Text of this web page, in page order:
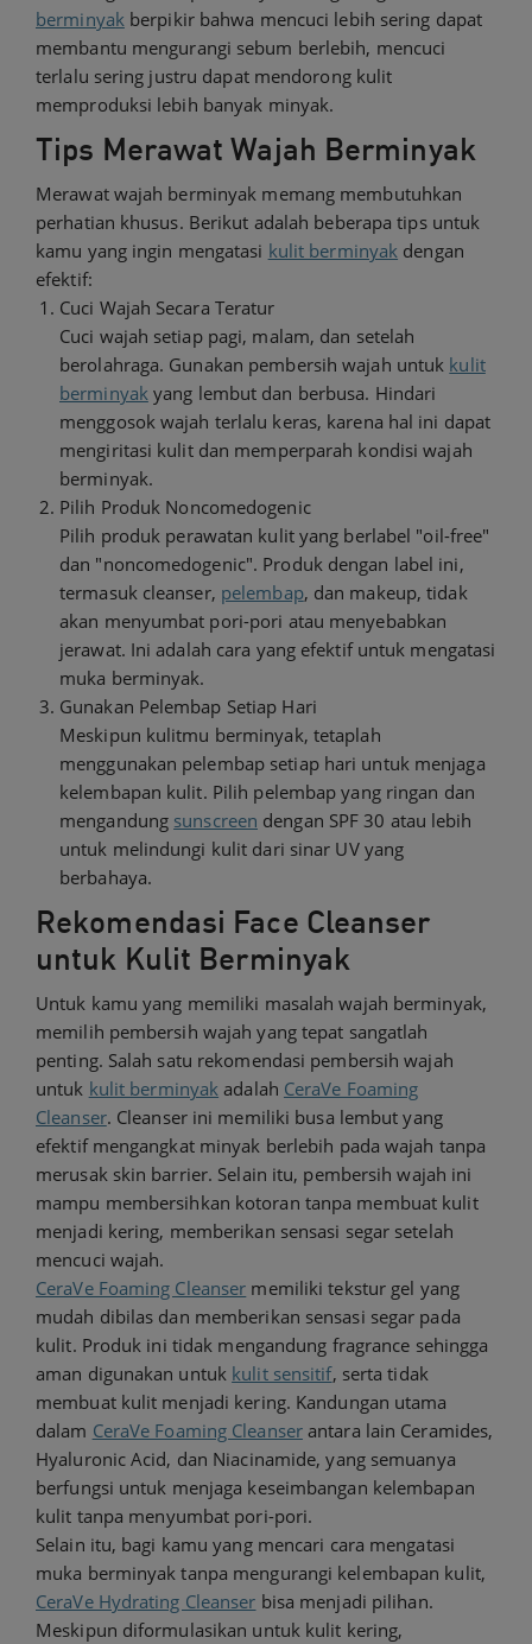
berminyakberpikir bahwa mencuci lebih sering dapat
membantu mengurangi sebum berlebih, mencuci
terlalu sering justru dapat mendorong kulit
memproduksi lebih banyak minyak.
Tips Merawat Wajah Berminyak
Merawat wajah berminyak memang membutuhkan
perhatian khusus. Berikut adalah beberapa tips untuk
kamu yang ingin mengatasi kulit berminyak dengan
efektif:
Cuci Wajah Secara Teratur
Cuci wajah setiap pagi, malam, dan setelah
berolahraga. Gunakan pembersih wajah untuk kulit
berminyakyang lembut dan berbusa. Hindari
menggosok wajah terlalu keras, karena hal ini dapat
mengiritasi kulit dan memperparah kondisi wajah
berminyak.
Pilih Produk Noncomedogenic
Pilih produk perawatan kulit yang berlabel "oil-free"
dan "noncomedogenic". Produk dengan label ini,
termasuk cleanser, pelembap, dan makeup, tidak
akan menyumbat pori-pori atau menyebabkan
jerawat. Ini adalah cara yang efektif untuk mengatasi
muka berminyak.
Gunakan Pelembap Setiap Hari
Meskipun kulitmu berminyak, tetaplah
menggunakan pelembap setiap hari untuk menjaga
kelembapan kulit. Pilih pelembap yang ringan dan
mengandung sunscreen dengan SPF 30 atau lebih
untuk melindungi kulit dari sinar UV yang
berbahaya.
Rekomendasi Face Cleanser
untuk Kulit Berminyak
Untuk kamu yang memiliki masalah wajah berminyak,
memilih pembersih wajah yang tepat sangatlah
penting. Salah satu rekomendasi pembersih wajah
untuk kulit berminyak adalah CeraVe Foaming
Cleanser. Cleanser ini memiliki busa lembut yang
efektif mengangkat minyak berlebih pada wajah tanpa
merusak skin barrier. Selain itu, pembersih wajah ini
mampu membersihkan kotoran tanpa membuat kulit
menjadi kering, memberikan sensasi segar setelah
mencuci wajah.
CeraVe Foaming Cleanser memiliki tekstur gel yang
mudah dibilas dan memberikan sensasi segar pada
kulit. Produk ini tidak mengandung fragrance sehingga
aman digunakan untuk kulit sensitif, serta tidak
membuat kulit menjadi kering. Kandungan utama
dalam CeraVe Foaming Cleanserantara lain Ceramides,
Hyaluronic Acid, dan Niacinamide, yang semuanya
berfungsi untuk menjaga keseimbangan kelembapan
kulit tanpa menyumbat pori-pori.
Selain itu, bagi kamu yang mencari cara mengatasi
muka berminyak tanpa mengurangi kelembapan kulit,
CeraVe Hydrating Cleanser bisa menjadi pilihan.
Meskipun diformulasikan untuk kulit kering,